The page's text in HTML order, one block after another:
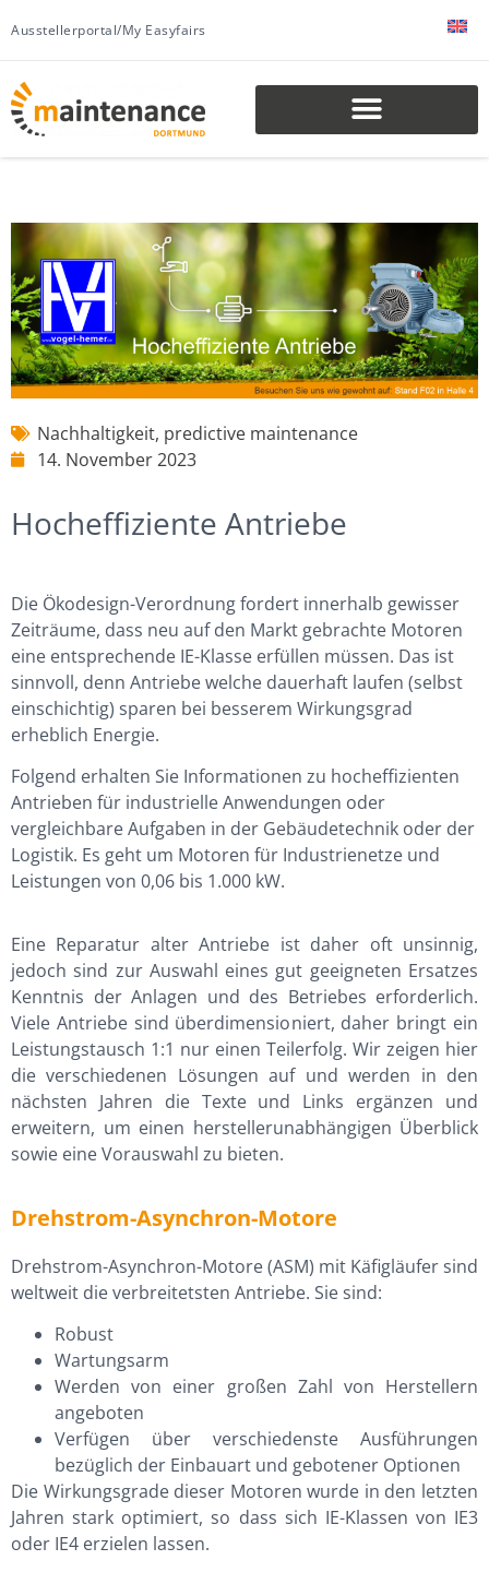
Ausstellerportal/My Easyfairs
Nachhaltigkeit, predictive maintenance
14. November 2023
Hocheffiziente Antriebe
Die Ökodesign-Verordnung fordert innerhalb gewisser
Zeiträume, dass neu auf den Markt gebrachte Motoren
eine entsprechende IE-Klasse erfüllen müssen. Das ist
sinnvoll, denn Antriebe welche dauerhaft laufen (selbst
einschichtig) sparen bei besserem Wirkungsgrad
erheblich Energie.
Folgend erhalten Sie Informationen zu hocheffizienten
Antrieben für industrielle Anwendungen oder
vergleichbare Aufgaben in der Gebäudetechnik oder der
Logistik. Es geht um Motoren für Industrienetze und
Leistungen von 0,06 bis 1.000 kW.
Eine Reparatur alter Antriebe ist daher oft unsinnig,
jedoch sind zur Auswahl eines gut geeigneten Ersatzes
Kenntnis der Anlagen und des Betriebes erforderlich.
Viele Antriebe sind überdimensioniert, daher bringt ein
Leistungstausch 1:1 nur einen Teilerfolg. Wir zeigen hier
die verschiedenen Lösungen auf und werden in den
nächsten Jahren die Texte und Links ergänzen und
erweitern, um einen herstellerunabhängigen Überblick
sowie eine Vorauswahl zu bieten.
Drehstrom-Asynchron-Motore
Drehstrom-Asynchron-Motore (ASM) mit Käfigläufer sind
weltweit die verbreitetsten Antriebe. Sie sind:
Robust
Wartungsarm
Werden von einer großen Zahl von Herstellern
angeboten
Verfügen über verschiedenste Ausführungen
bezüglich der Einbauart und gebotener Optionen
Die Wirkungsgrade dieser Motoren wurde in den letzten
Jahren stark optimiert, so dass sich IE-Klassen von IE3
oder IE4 erzielen lassen.